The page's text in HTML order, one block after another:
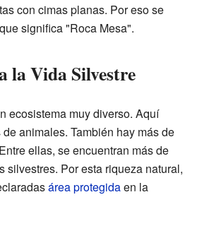
con cimas planas. Por eso se
significa "Roca Mesa".
la Vida Silvestre
ecosistema muy diverso. Aquí
animales. También hay más de
ellas, se encuentran más de
silvestres. Por esta riqueza natural,
área protegidaen la